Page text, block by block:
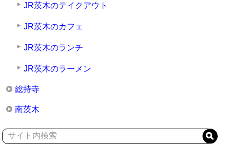
JR茨木のテイクアウト
JR茨木のカフェ
JR茨木のランチ
JR茨木のラーメン
総持寺
南茨木